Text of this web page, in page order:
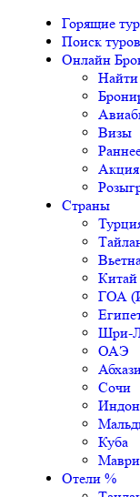
Горящие
Поиск туров
Онлайн
Найти
Визы
Акция
Страны
Китай
ГОА
Шри-
ОАЭ
Сочи
Куба
Отели %